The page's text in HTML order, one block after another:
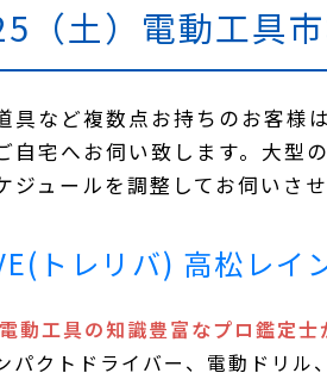
（土）電動工具
具など複数点お持ちのお客様
自宅へお伺い致します。大型
ジュールを調整してお伺いさせ
トレリバ) 高松レイ
動工具の知識豊富なプロ鑑定士
パクトドライバー、電動ドリル